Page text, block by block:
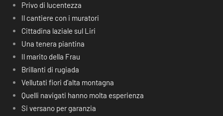
Privo di lucentezza
Il cantiere con i muratori
Cittadina laziale sul Liri
Una tenera piantina
Il marito della Frau
Brillanti di rugiada
Vellutati fiori d’alta montagna
Quelli navigati hanno molta esperienza
Si versano per garanzia